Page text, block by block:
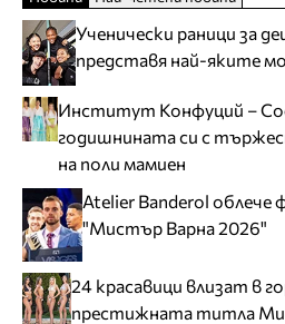
Ученически раници за
представя най-яките
Институт Конфуций –
годишнината си с
на поли мамиен
Atelier Banderol облече
"Мистър Варна 2026"
24 красавици влизат в
престижната титла